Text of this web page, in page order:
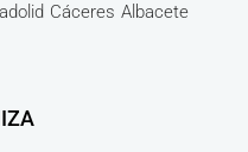
Cáceres Albacete